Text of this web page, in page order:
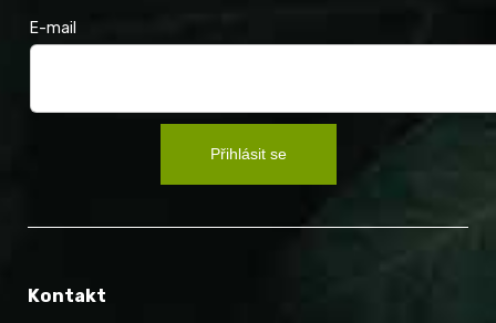
E-mail
Přihlásit se
Kontakt